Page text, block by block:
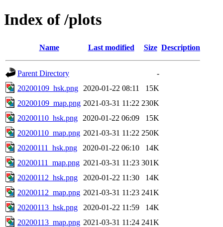
Index of /plots
Name Last modified Size Description
Parent Directory
-
20200109_hsk.png
2020-01-22 08:11
15K
20200109_map.png 2021-03-31 11:22 230K
20200110_hsk.png
2020-01-22 06:09
15K
20200110_map.png 2021-03-31 11:22 250K
20200111_hsk.png
2020-01-22 06:10
14K
20200111_map.png 2021-03-31 11:23 301K
20200112_hsk.png
2020-01-22 11:30
14K
20200112_map.png 2021-03-31 11:23 241K
20200113_hsk.png
2020-01-22 11:59
14K
20200113_map.png 2021-03-31 11:24 241K